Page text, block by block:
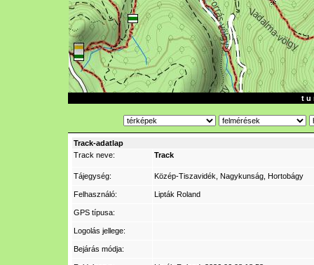
t u
Track-adatlap
Track neve:
Track
Tájegység: Közép-Tiszavidék, Nagykunság, Hortobágy
Felhasználó: Lipták Roland
GPS típusa:
Logolás jellege:
Bejárás módja: